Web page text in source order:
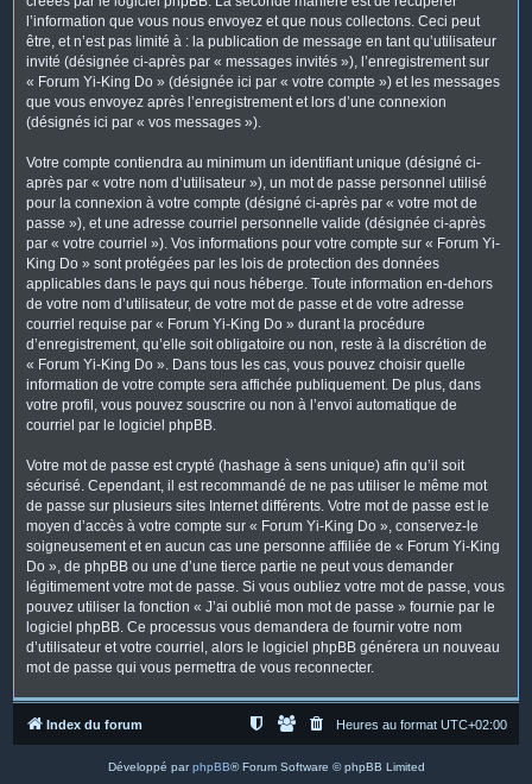
l’information que vous nous envoyez et que nous collectons. Ceci peut
être, et n’est pas limité à : la publication de message en tant qu’utilisateur
invité (désignée ci-après par « messages invités »), l’enregistrement sur
« Forum Yi-King Do » (désignée ici par « votre compte ») et les messages
que vous envoyez après l’enregistrement et lors d’une connexion
(désignés ici par « vos messages »).
Votre compte contiendra au minimum un identifiant unique (désigné ci-
après par « votre nom d’utilisateur »), un mot de passe personnel utilisé
pour la connexion à votre compte (désigné ci-après par « votre mot de
passe »), et une adresse courriel personnelle valide (désignée ci-après
par « votre courriel »). Vos informations pour votre compte sur « Forum Yi-
King Do » sont protégées par les lois de protection des données
applicables dans le pays qui nous héberge. Toute information en-dehors
de votre nom d’utilisateur, de votre mot de passe et de votre adresse
courriel requise par « Forum Yi-King Do » durant la procédure
d’enregistrement, qu’elle soit obligatoire ou non, reste à la discrétion de
« Forum Yi-King Do ». Dans tous les cas, vous pouvez choisir quelle
information de votre compte sera affichée publiquement. De plus, dans
votre profil, vous pouvez souscrire ou non à l’envoi automatique de
courriel par le logiciel phpBB.
Votre mot de passe est crypté (hashage à sens unique) afin qu’il soit
sécurisé. Cependant, il est recommandé de ne pas utiliser le même mot
de passe sur plusieurs sites Internet différents. Votre mot de passe est le
moyen d’accès à votre compte sur « Forum Yi-King Do », conservez-le
soigneusement et en aucun cas une personne affiliée de « Forum Yi-King
Do », de phpBB ou une d’une tierce partie ne peut vous demander
légitimement votre mot de passe. Si vous oubliez votre mot de passe, vous
pouvez utiliser la fonction « J’ai oublié mon mot de passe » fournie par le
logiciel phpBB. Ce processus vous demandera de fournir votre nom
d’utilisateur et votre courriel, alors le logiciel phpBB générera un nouveau
mot de passe qui vous permettra de vous reconnecter.
Index du forum Heures au format UTC+02:00
Développé parphpBB® Forum Software © phpBB Limited